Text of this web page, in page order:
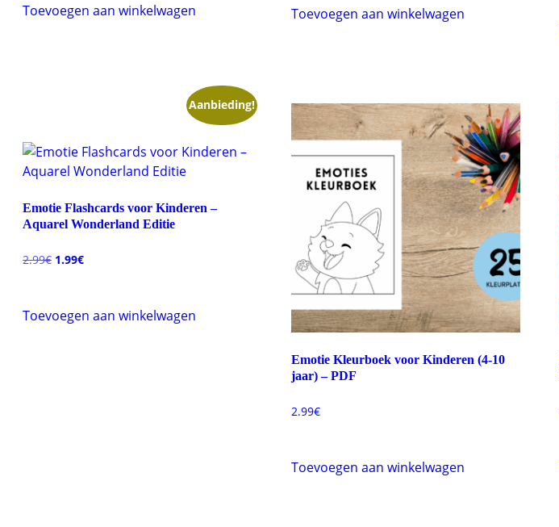
Toevoegen aan winkelwagen Toevoegen aan winkelwagen
Aanbieding!
Emotie Flashcards voor Kinderen –
Aquarel Wonderland Editie
2.99€ Oorspronkelijke
1.99€Huidige
Toevoegen aan winkelwagen
Emotie Kleurboek voor Kinderen (4-10
jaar) – PDF
2.99€
Toevoegen aan winkelwagen